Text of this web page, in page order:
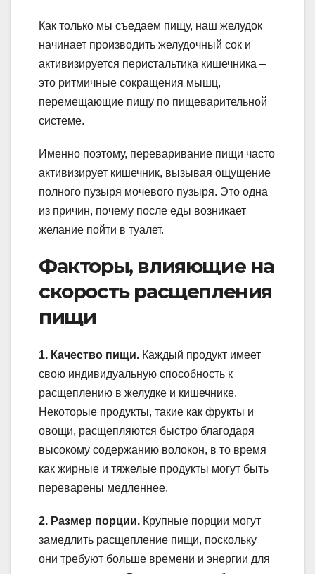
Как только мы съедаем пищу, наш желудок
начинает производить желудочный сок и
активизируется перистальтика кишечника –
это ритмичные сокращения мышц,
перемещающие пищу по пищеварительной
системе.
Именно поэтому, переваривание пищи часто
активизирует кишечник, вызывая ощущение
полного пузыря мочевого пузыря. Это одна
из причин, почему после еды возникает
желание пойти в туалет.
Факторы, влияющие на
скорость расщепления
пищи
1. Качество пищи. Каждый продукт имеет
свою индивидуальную способность к
расщеплению в желудке и кишечнике.
Некоторые продукты, такие как фрукты и
овощи, расщепляются быстро благодаря
высокому содержанию волокон, в то время
как жирные и тяжелые продукты могут быть
переварены медленнее.
2. Размер порции. Крупные порции могут
замедлить расщепление пищи, поскольку
они требуют больше времени и энергии для